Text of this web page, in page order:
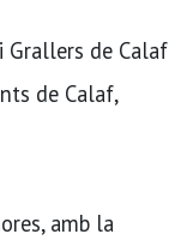
Grallers de Calaf
de Calaf,
amb la